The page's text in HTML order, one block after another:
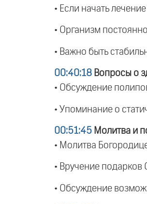
• Если начать
• Организм
• Важно быть
00:40:18 Вопросы о
• Обсуждение
• Упоминание о
00:51:45 Молитва и
• Молитва
• Вручение подарков
• Обсуждение